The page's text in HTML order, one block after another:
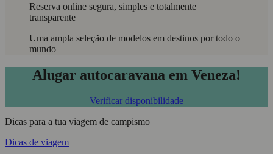
Reserva online segura, simples e totalmente
transparente
Uma ampla seleção de modelos em destinos por todo o
mundo
Alugar autocaravana em Veneza!
Verificar disponibilidade
Dicas para a tua viagem de campismo
Dicas de viagem